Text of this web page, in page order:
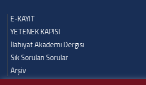
E-KAYIT
YETENEK KAPISI
İlahiyat Akademi Dergisi
Sık Sorulan Sorular
Arşiv